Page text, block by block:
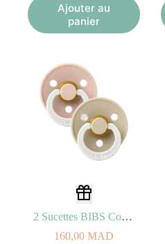
Ajouter au
panier
2 Sucettes BIBS Colour Symetric Blush/Vanilla – GLOW (0-6mois)
160,00 MAD